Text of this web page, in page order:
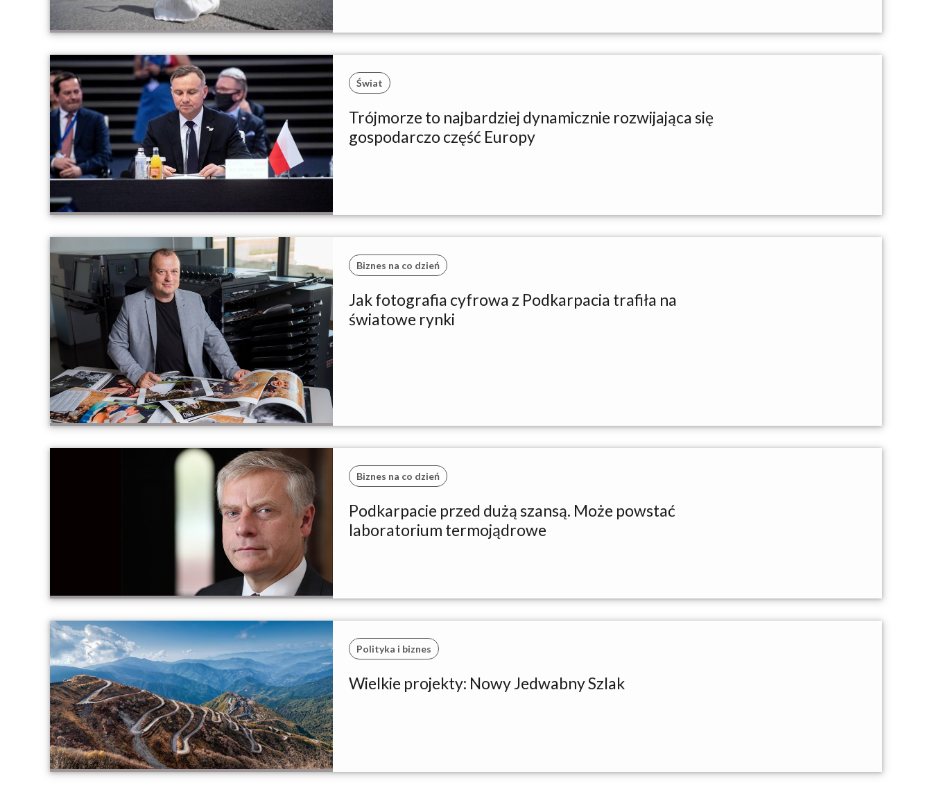
Świat
Trójmorze to najbardziej dynamicznie rozwijająca się
gospodarczo część Europy
Biznes na co dzień
Jak fotografia cyfrowa z Podkarpacia trafiła na
światowe rynki
Biznes na co dzień
Podkarpacie przed dużą szansą. Może powstać
laboratorium termojądrowe
Polityka i biznes
Wielkie projekty: Nowy Jedwabny Szlak